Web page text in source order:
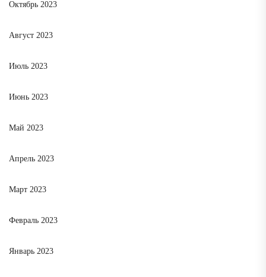
Октябрь 2023
Август 2023
Июль 2023
Июнь 2023
Май 2023
Апрель 2023
Март 2023
Февраль 2023
Январь 2023